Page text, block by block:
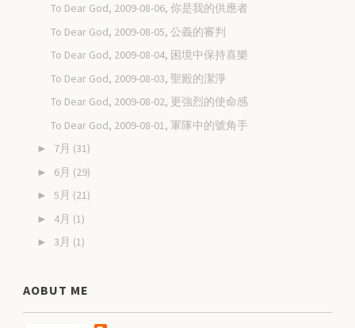
To Dear God, 2009-08-06, 你是我的供應者
To Dear God, 2009-08-05, 公義的審判
To Dear God, 2009-08-04, 困境中保持喜樂
To Dear God, 2009-08-03, 聖殿的潔淨
To Dear God, 2009-08-02, 更強烈的使命感
To Dear God, 2009-08-01, 軍隊中的號角手
► 7月 (31)
► 6月 (29)
► 5月 (21)
► 4月 (1)
► 3月 (1)
AOBUT ME